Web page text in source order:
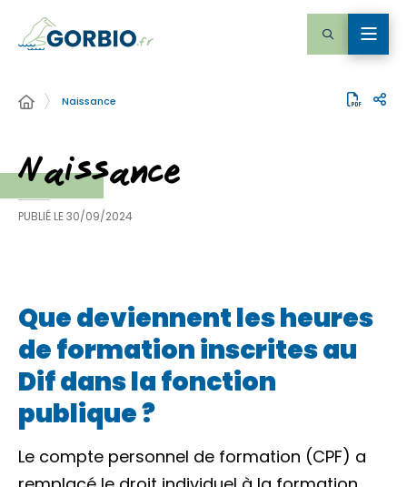
Naissance
Naissance
PUBLIÉ LE30/09/2024
Que deviennent les heures
de formation inscrites au
Dif dans la fonction
publique ?
Le compte personnel de formation (CPF) a